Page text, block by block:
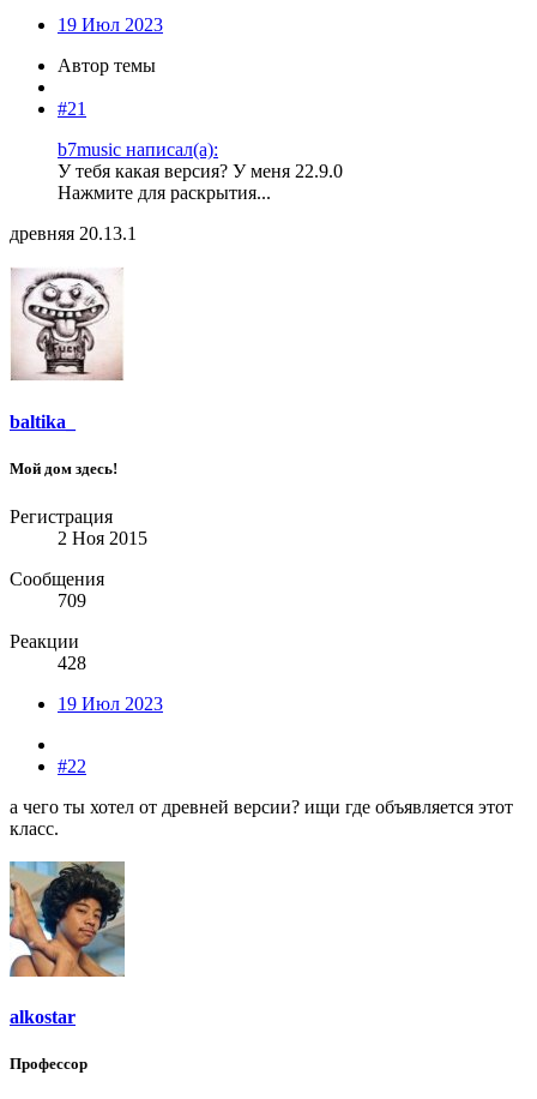
19 Июл 2023
Автор темы
#21
b7music написал(а):
У тебя какая версия? У меня 22.9.0
Нажмите для раскрытия...
древняя 20.13.1
baltika_
Мой дом здесь!
Регистрация
2 Ноя 2015
Сообщения
709
Реакции
428
19 Июл 2023
#22
а чего ты хотел от древней версии? ищи где объявляется этот
класс.
alkostar
Профессор